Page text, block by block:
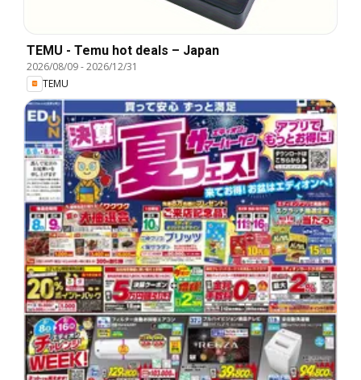
TEMU - Temu hot deals – Japan
2026/08/09-2026/12/31
TEMU